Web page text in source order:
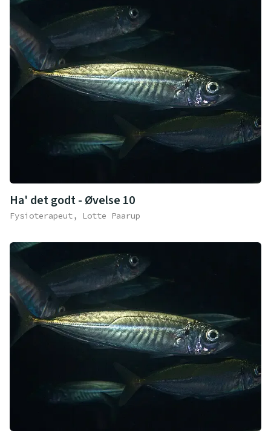
Ha' det godt - Øvelse 10
Fysioterapeut, Lotte Paarup